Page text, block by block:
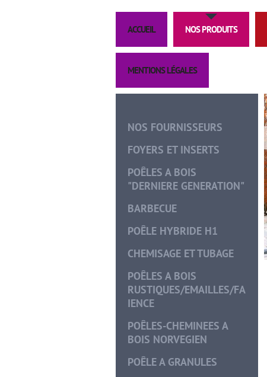
ACCUEIL NOS PRODUITS
MENTIONS LÉGALES
NOS FOURNISSEURS
FOYERS ET INSERTS
POÊLES A BOIS
"DERNIERE GENERATION"
BARBECUE
POÊLE HYBRIDE H1
CHEMISAGE ET TUBAGE
POÊLES A BOIS
RUSTIQUES/EMAILLES/FA
IENCE
POÊLES-CHEMINEES A
BOIS NORVEGIEN
POÊLE A GRANULES